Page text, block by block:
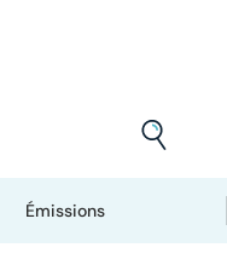
Émissions